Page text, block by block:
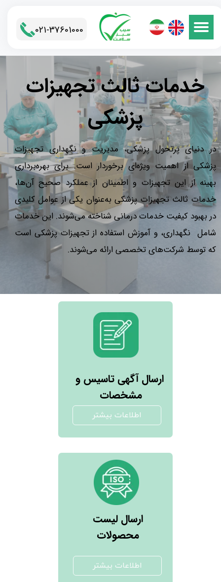
021-37601000​​​​​​​
در دنیای پرتحول پزشکی، مدیریت و نگهداری تجهیزات
پزشکی از اهمیت ویژه‌ای برخوردار است. برای بهره‌برداری
بهینه از این تجهیزات و اطمینان از عملکرد صحیح آن‌ها،
خدمات ثالث تجهیزات پزشکی به‌عنوان یکی از عوامل کلیدی
در بهبود کیفیت خدمات درمانی شناخته می‌شوند. این خدمات
شامل نگهداری، و آموزش استفاده از تجهیزات پزشکی است
که توسط شرکت‌های تخصصی ارائه می‌شوند.
خدمات ثالث تجهیزات
پزشکی​​​​​​​
اطلاعات بیشتر
ارسال آگهی تاسیس و
مشخصات
اطلاعات بیشتر
​ارسال لیست
محصولات